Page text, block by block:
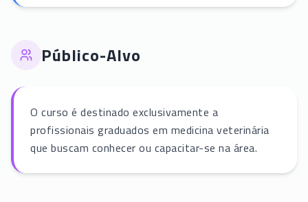
Público-Alvo
O curso é destinado exclusivamente a
profissionais graduados em medicina veterinária
que buscam conhecer ou capacitar-se na área.